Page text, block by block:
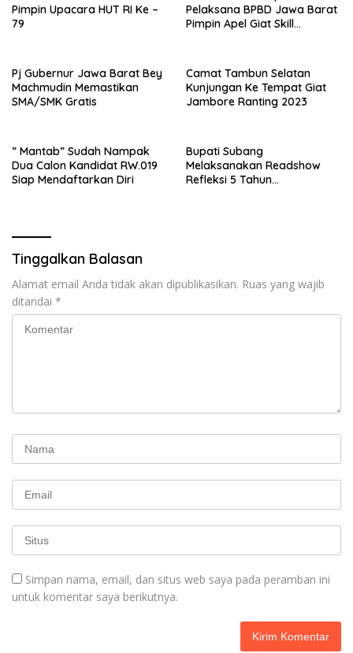
Pimpin Upacara HUT RI Ke –
79
Pelaksana BPBD Jawa Barat
Pimpin Apel Giat Skill
Pj Gubernur Jawa Barat Bey
Machmudin Memastikan
SMA/SMK Gratis
Camat Tambun Selatan
Kunjungan Ke Tempat Giat
Jambore Ranting 2023
” Mantab” Sudah Nampak
Dua Calon Kandidat RW.019
Siap Mendaftarkan Diri
Bupati Subang
Melaksanakan Readshow
Refleksi 5 Tahun
Tinggalkan Balasan
Alamat email Anda tidak akan dipublikasikan. Ruas yang wajib
ditandai *
Simpan nama, email, dan situs web saya pada peramban ini
untuk komentar saya berikutnya.